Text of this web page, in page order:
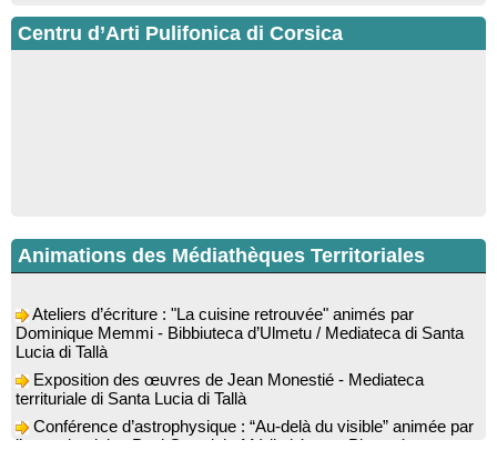
Centru d’Arti Pulifonica di Corsica
Animations des Médiathèques Territoriales
Dominique Memmi - Bibbiuteca d’Ulmetu / Mediateca di Santa
Lucia di Tallà
Exposition des œuvres de Jean Monestié - Mediateca
territuriale di Santa Lucia di Tallà
Conférence d’astrophysique : “Au-delà du visible” animée par
l’astrophysicien Paul Guerrini - Médiathèque - Pitretu è
Bicchisgià